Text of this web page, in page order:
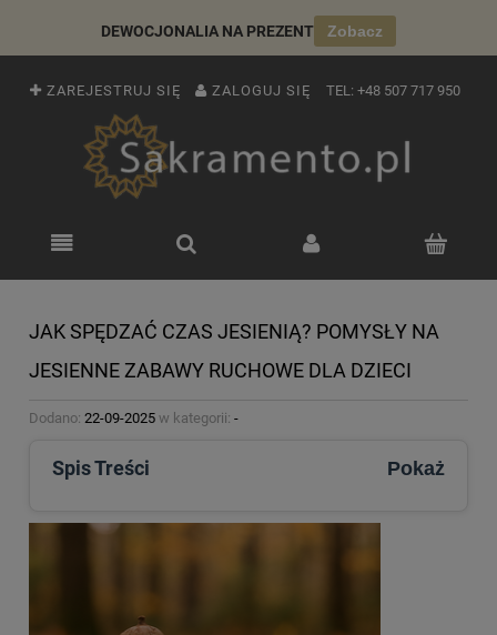
DEWOCJONALIA NA PREZENT Zobacz
ZAREJESTRUJ SIĘ ZALOGUJ SIĘ TEL: +48 507 717 950
JAK SPĘDZAĆ CZAS JESIENIĄ? POMYSŁY NA
JESIENNE ZABAWY RUCHOWE DLA DZIECI
Dodano: 22-09-2025 w kategorii: -
Spis Treści Pokaż